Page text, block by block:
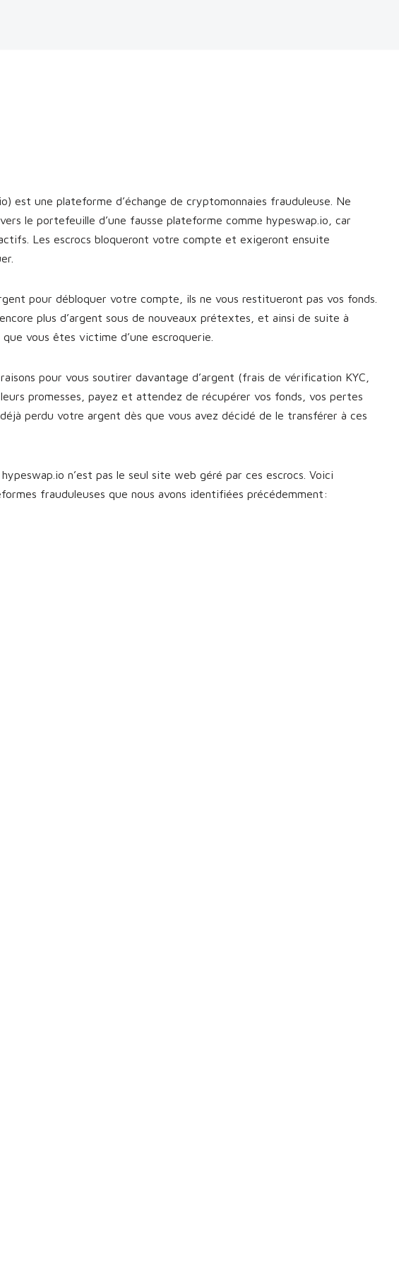
est une plateforme d’échange de cryptomonnaies frauduleuse. Ne
le portefeuille d’une fausse plateforme comme hypeswap.io, car
Les escrocs bloqueront votre compte et exigeront ensuite
pour débloquer votre compte, ils ne vous restitueront pas vos fonds.
plus d’argent sous de nouveaux prétextes, et ainsi de suite à
vous êtes victime d’une escroquerie.
pour vous soutirer davantage d’argent (frais de vérification KYC,
promesses, payez et attendez de récupérer vos fonds, vos pertes
perdu votre argent dès que vous avez décidé de le transférer à ces
n’est pas le seul site web géré par ces escrocs. Voici
frauduleuses que nous avons identifiées précédemment: